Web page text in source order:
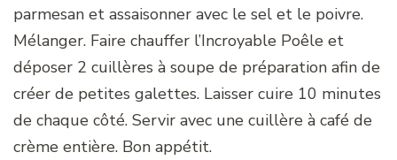
parmesan et assaisonner avec le sel et le poivre.
Mélanger. Faire chauffer l’Incroyable Poêle et
déposer 2 cuillères à soupe de préparation afin de
créer de petites galettes. Laisser cuire 10 minutes
de chaque côté. Servir avec une cuillère à café de
crème entière. Bon appétit.